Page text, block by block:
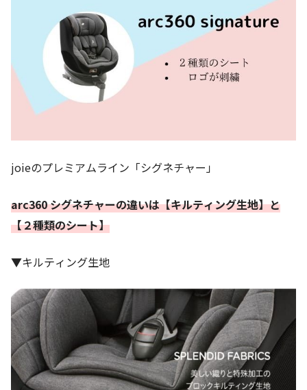
joieのプレミアムライン「シグネチャー」
arc360 シグネチャーの違いは【キルティング生地】と
【２種類のシート】
▼キルティング生地